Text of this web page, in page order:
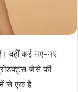
वहीं कई नए-नए
जैसे की
में से एक है